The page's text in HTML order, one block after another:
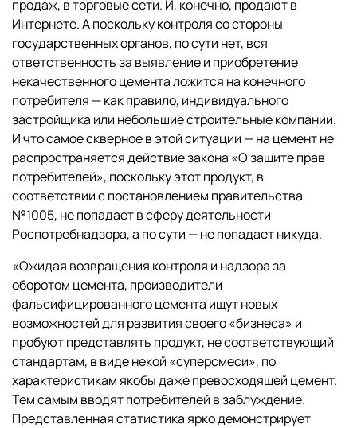
продаж, в торговые сети. И, конечно, продают в
Интернете. А поскольку контроля со стороны
государственных органов, по сути нет, вся
ответственность за выявление и приобретение
некачественного цемента ложится на конечного
потребителя — как правило, индивидуального
застройщика или небольшие строительные компании.
И что самое скверное в этой ситуации — на цемент не
распространяется действие закона «О защите прав
потребителей», поскольку этот продукт, в
соответствии с постановлением правительства
№1005, не попадает в сферу деятельности
Роспотребнадзора, а по сути — не попадает никуда.
«Ожидая возвращения контроля и надзора за
оборотом цемента, производители
фальсифицированного цемента ищут новых
возможностей для развития своего «бизнеса» и
пробуют представлять продукт, не соответствующий
стандартам, в виде некой «суперсмеси», по
характеристикам якобы даже превосходящей цемент.
Тем самым вводят потребителей в заблуждение.
Представленная статистика ярко демонстрирует